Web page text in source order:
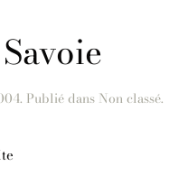
. Publié dans Non classé.